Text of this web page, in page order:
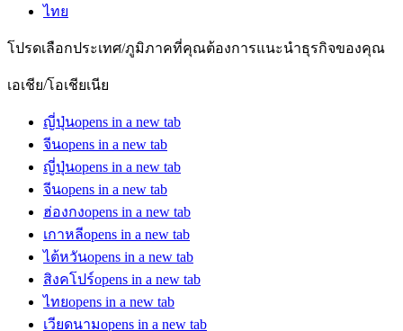
ไทย
โปรดเลือกประเทศ/ภูมิภาคที่คุณต้องการแนะนำธุรกิจของคุณ
เอเชีย/โอเชียเนีย
ญี่ปุ่นopens in a new tab
จีนopens in a new tab
ญี่ปุ่นopens in a new tab
จีนopens in a new tab
ฮ่องกงopens in a new tab
เกาหลีopens in a new tab
ไต้หวันopens in a new tab
สิงคโปร์opens in a new tab
ไทยopens in a new tab
เวียดนามopens in a new tab